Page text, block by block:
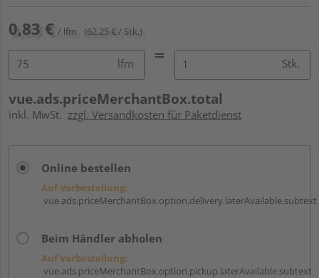
0,83 € / lfm (62,25 € / Stk.)
lfm Stk.
vue.ads.priceMerchantBox.total
inkl. MwSt. zzgl. Versandkosten für Paketdienst
Online bestellen
Auf Vorbestellung:
vue.ads.priceMerchantBox.option.delivery.laterAvailable.subtext
Beim Händler abholen
Auf Vorbestellung:
vue.ads.priceMerchantBox.option.pickup.laterAvailable.subtext